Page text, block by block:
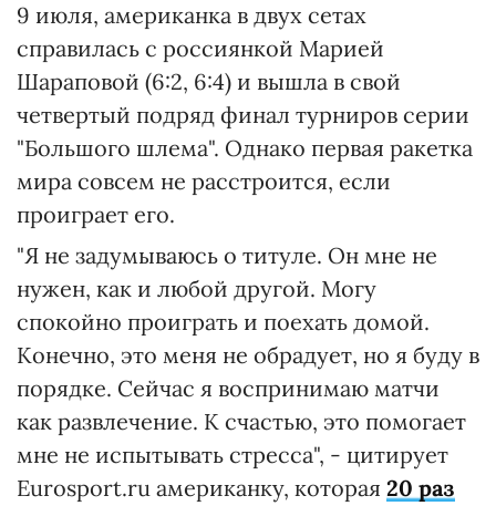
9 июля, американка в двух сетах
справилась с россиянкой Марией
Шараповой (6:2, 6:4) и вышла в свой
четвертый подряд финал турниров серии
"Большого шлема". Однако первая ракетка
мира совсем не расстроится, если
проиграет его.
"Я не задумываюсь о титуле. Он мне не
нужен, как и любой другой. Могу
спокойно проиграть и поехать домой.
Конечно, это меня не обрадует, но я буду в
порядке. Сейчас я воспринимаю матчи
как развлечение. К счастью, это помогает
мне не испытывать стресса", - цитирует
Eurosport.ru американку, которая 20 раз